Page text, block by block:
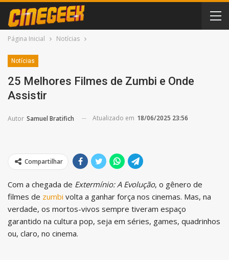
Página Inicial Notícias
Notícias
25 Melhores Filmes de Zumbi e Onde
Assistir
Autor Samuel Bratifich Atualizado em 18/06/2025 23:56
Compartilhar
Com a chegada de Extermínio: A Evolução, o gênero de
filmes de zumbi volta a ganhar força nos cinemas. Mas, na
verdade, os mortos-vivos sempre tiveram espaço
garantido na cultura pop, seja em séries, games, quadrinhos
ou, claro, no cinema.